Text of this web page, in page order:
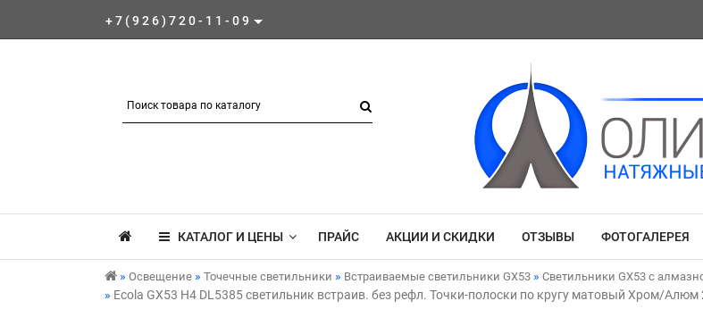
+7(926)720-11-09
КАТАЛОГ И ЦЕНЫ ПРАЙС АКЦИИ И СКИДКИ ОТЗЫВЫ ФОТОГАЛЕРЕЯ
Освещение Точечные светильники Встраиваемые светильники GX53 Светильники GX53 с
Ecola GX53 H4 DL5385 светильник встраив. без рефл. Точки-полоски по кругу матовый Хром/Алюм